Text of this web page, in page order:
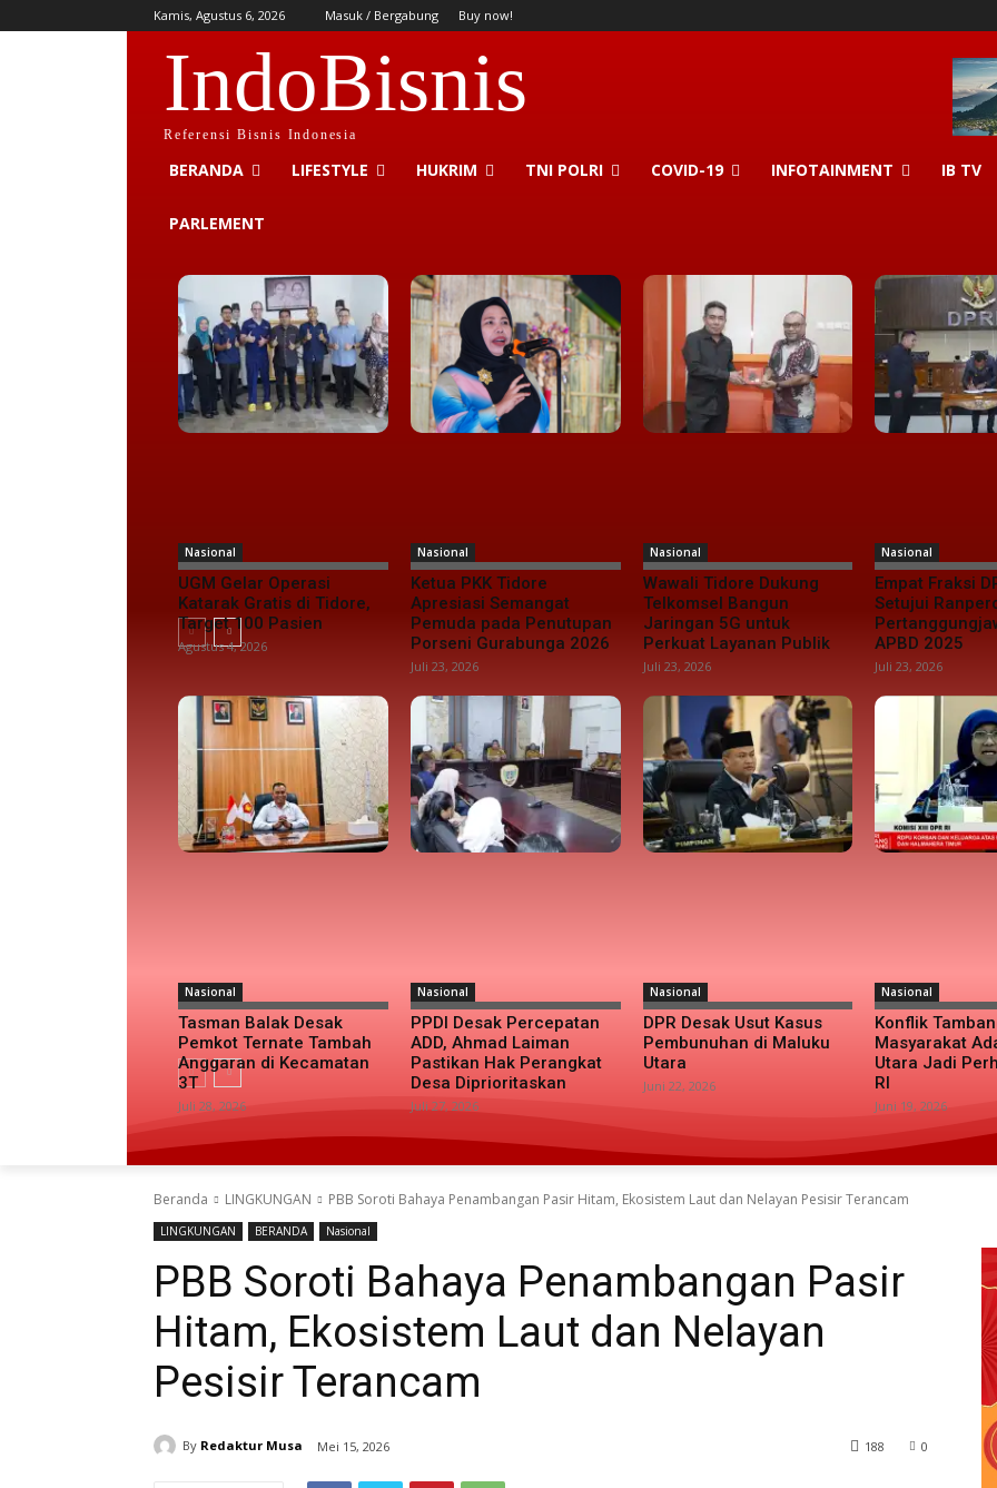
Kamis, Agustus 6, 2026 Masuk / Bergabung Buy now!
IndoBisnis
Referensi Bisnis Indonesia
BERANDA LIFESTYLE HUKRIM TNI POLRI COVID-19 INFOTAINMENT IB TV
PARLEMENT
Nasional
UGM Gelar Operasi
Katarak Gratis di Tidore,
Target 100 Pasien
Agustus 4, 2026
Nasional
Ketua PKK Tidore
Apresiasi Semangat
Pemuda pada Penutupan
Porseni Gurabunga 2026
Juli 23, 2026
Nasional
Wawali Tidore Dukung
Telkomsel Bangun
Jaringan 5G untuk
Perkuat Layanan Publik
Juli 23, 2026
Nasional
Empat Fraksi
Setujui
APBD 2025
Juli 23, 2026
Nasional
Tasman Balak Desak
Pemkot Ternate Tambah
Anggaran di Kecamatan
3T
Juli 28, 2026
Nasional
PPDI Desak Percepatan
ADD, Ahmad Laiman
Pastikan Hak Perangkat
Desa Diprioritaskan
Juli 27, 2026
Nasional
DPR Desak Usut Kasus
Pembunuhan di Maluku
Utara
Juni 22, 2026
Nasional
Konflik
Masyarakat
Utara Jadi
RI
Juni 19, 2026
Beranda LINGKUNGAN PBB Soroti Bahaya Penambangan Pasir Hitam, Ekosistem Laut dan Nelayan Pesisir Terancam
LINGKUNGAN BERANDA Nasional
PBB Soroti Bahaya Penambangan Pasir
Hitam, Ekosistem Laut dan Nelayan
Pesisir Terancam
By Redaktur Musa Mei 15, 2026 0
188